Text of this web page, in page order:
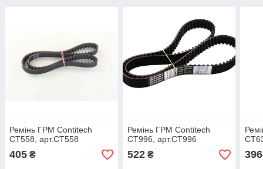
Ремінь ГРМ Contitech
CT558, арт.CT558
405 ₴
Ремінь ГРМ Contitech
CT996, арт.CT996
522₴ 396